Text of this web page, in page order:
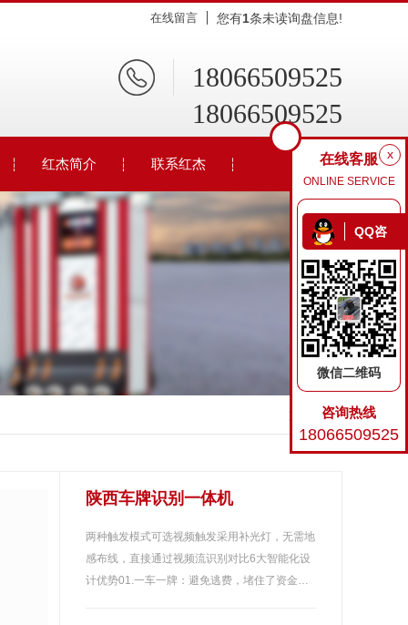
在线留言 您有1条未读询盘信息!
18066509525
18066509525
红杰简介 联系红杰
返回
陕西车牌识别一体机
两种触发模式可选视频触发采用补光灯，无需地
感布线，直接通过视频流识别对比6大智能化设
计优势01.一车一牌：避免逃费，堵住了资金…
x
在线客服
ONLINE SERVICE
QQ咨
询
微信二维码
咨询热线
18066509525